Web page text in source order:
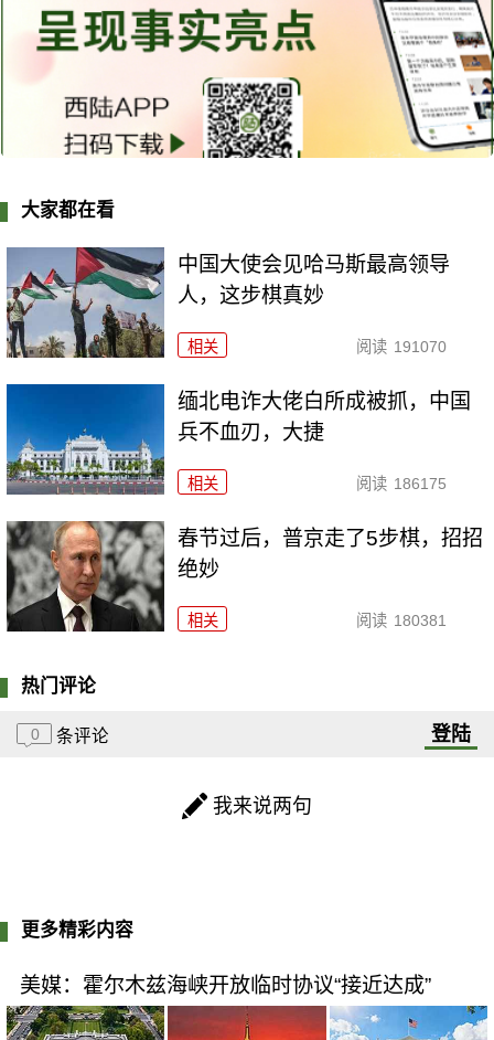
大家都在看
中国大使会见哈马斯最高领导
人，这步棋真妙
相关 阅读 191070
缅北电诈大佬白所成被抓，中国
兵不血刃，大捷
相关 阅读 186175
春节过后，普京走了5步棋，招招
绝妙
相关 阅读 180381
热门评论
0 条评论 登陆
我来说两句
更多精彩内容
美媒：霍尔木兹海峡开放临时协议“接近达成”